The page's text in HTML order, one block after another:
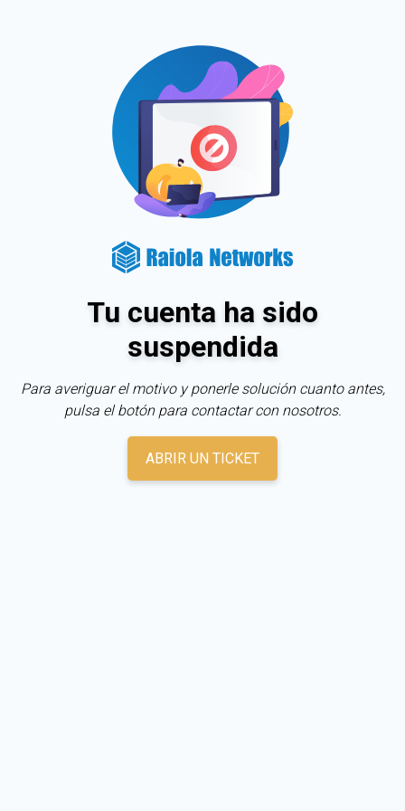
Tu cuenta ha sido
suspendida
Para averiguar el motivo y ponerle solución cuanto antes,
pulsa el botón para contactar con nosotros.
ABRIR UN TICKET